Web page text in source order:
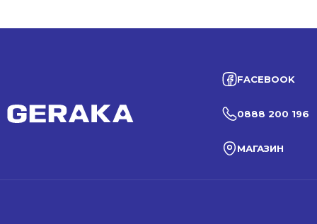
FACEBOOK
0888 200 196
МАГАЗИН